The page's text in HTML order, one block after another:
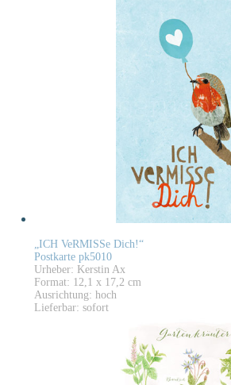
„ICH VeRMISSe Dich!“
Postkarte pk5010
Urheber: Kerstin Ax
Format: 12,1 x 17,2 cm
Ausrichtung: hoch
Lieferbar: sofort